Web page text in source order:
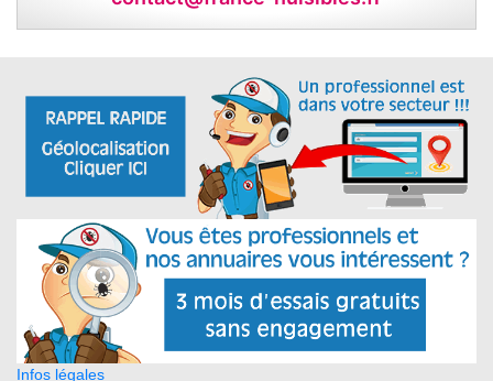
Infos légales